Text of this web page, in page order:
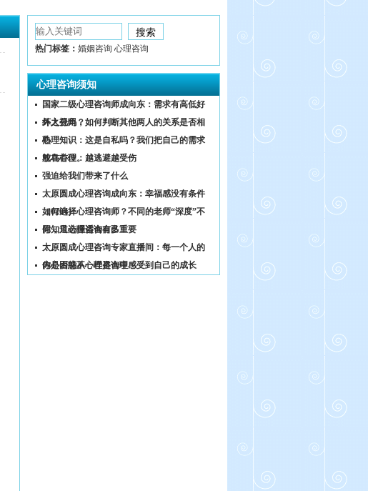
热门标签： 婚姻咨询 心理咨询
心理咨询须知
国家二级心理咨询师成向东：需求有高低好
坏之分吗？
外人视角，如何判断其他两人的关系是否相
熟
心理知识：这是自私吗？我们把自己的需求
放在首位。
鸵鸟心理：越逃避越受伤
强迫给我们带来了什么
太原圆成心理咨询成向东：幸福感没有条件
（0204）
如何选择心理咨询师？不同的老师“深度”不
同，只选择适合自己
你知道心理咨询有多重要
太原圆成心理咨询专家直播间：每一个人的
内心困惑不一样是合理
你是否能从心理咨询中感受到自己的成长